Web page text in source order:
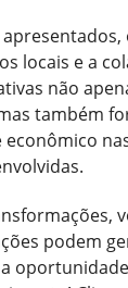
locais e a
não
também
econômico
podem